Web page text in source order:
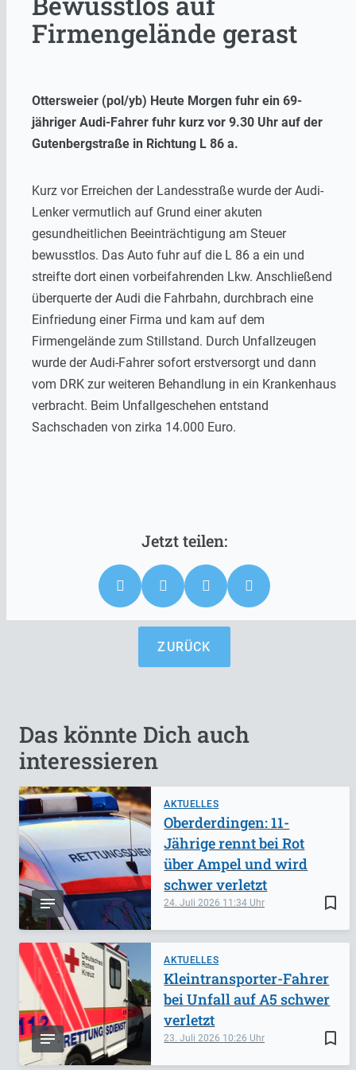
Firmengelände gerast
Ottersweier (pol/yb) Heute Morgen fuhr ein 69-
jähriger Audi-Fahrer fuhr kurz vor 9.30 Uhr auf der
Gutenbergstraße in Richtung L 86 a.
Kurz vor Erreichen der Landesstraße wurde der Audi-
Lenker vermutlich auf Grund einer akuten
gesundheitlichen Beeinträchtigung am Steuer
bewusstlos. Das Auto fuhr auf die L 86 a ein und
streifte dort einen vorbeifahrenden Lkw. Anschließend
überquerte der Audi die Fahrbahn, durchbrach eine
Einfriedung einer Firma und kam auf dem
Firmengelände zum Stillstand. Durch Unfallzeugen
wurde der Audi-Fahrer sofort erstversorgt und dann
vom DRK zur weiteren Behandlung in ein Krankenhaus
verbracht. Beim Unfallgeschehen entstand
Sachschaden von zirka 14.000 Euro.
ZURÜCK
Das könnte Dich auch
interessieren
AKTUELLES
bookmark_border
24. Juli 2026 11:34
Oberderdingen: 11-
Jährige rennt bei Rot
über Ampel und wird
schwer verletzt
AKTUELLES
bookmark_border
23. Juli 2026 10:26
Kleintransporter-Fahrer
bei Unfall auf A5 schwer
verletzt